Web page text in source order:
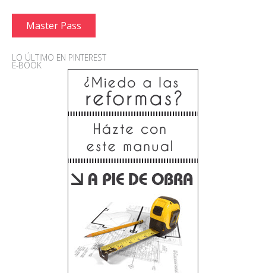
Master Pass
LO ÚLTIMO EN PINTEREST
E-BOOK